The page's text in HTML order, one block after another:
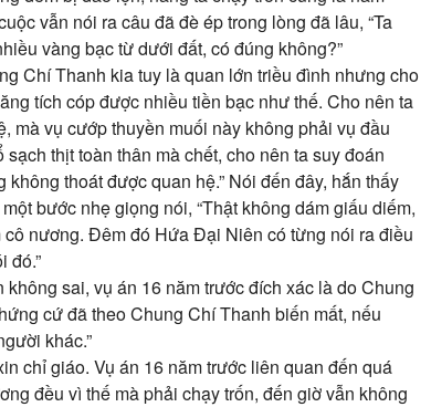
vẫn nói ra câu đã đè ép trong lòng đã lâu, “Ta
vàng bạc từ dưới đất, có đúng không?”
Chí Thanh kia tuy là quan lớn triều đình nhưng cho
tích cóp được nhiều tiền bạc như thế. Cho nên ta
mà vụ cướp thuyền muối này không phải vụ đầu
thịt toàn thân mà chết, cho nên ta suy đoán
thoát được quan hệ.” Nói đến đây, hắn thấy
bước nhẹ giọng nói, “Thật không dám giấu diếm,
nương. Đêm đó Hứa Đại Niên có từng nói ra điều
đó.”
sai, vụ án 16 năm trước đích xác là do Chung
cứ đã theo Chung Chí Thanh biến mất, nếu
khác.”
chỉ giáo. Vụ án 16 năm trước liên quan đến quá
đều vì thế mà phải chạy trốn, đến giờ vẫn không